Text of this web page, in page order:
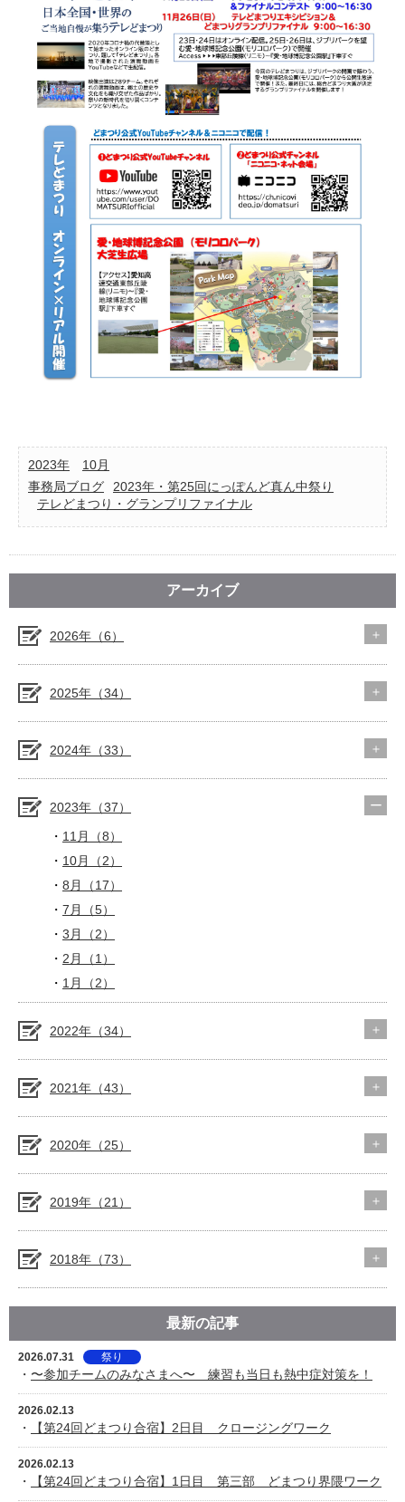
2023年
10月
事務局ブログ
2023年・第25回にっぽんど真ん中祭り
テレどまつり・グランプリファイナル
アーカイブ
2026年（6）
2025年（34）
2024年（33）
2023年（37）
11月（8）
10月（2）
8月（17）
7月（5）
3月（2）
2月（1）
1月（2）
2022年（34）
2021年（43）
2020年（25）
2019年（21）
2018年（73）
最新の記事
2026.07.31 祭り
・ 〜参加チームのみなさまへ〜 練習も当日も熱中症対策を！
2026.02.13
・ 【第24回どまつり合宿】2日目 クロージングワーク
2026.02.13
・ 【第24回どまつり合宿】1日目 第三部 どまつり界隈ワーク